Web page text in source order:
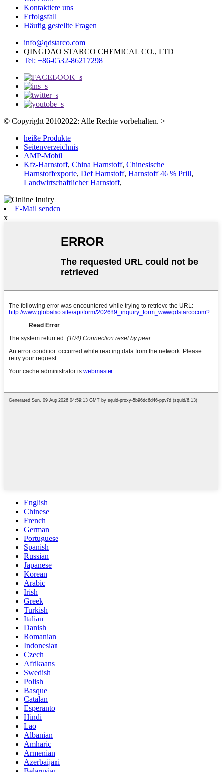
Kontaktiere uns
Erfolgsfall
Häufig gestellte Fragen
info@qdstarco.com
QINGDAO STARCO CHEMICAL CO., LTD
Tel: +86-0532-86217298
© Copyright 20102022: Alle Rechte vorbehalten. >
heiße Produkte
Seitenverzeichnis
AMP-Mobil
Kfz-Harnstoff, China Harnstoff, Chinesische
Harnstoffexporte, Def Harnstoff, Harnstoff 46 % Prill,
Landwirtschaftlicher Harnstoff,
E-Mail senden
x
English
Chinese
French
German
Portuguese
Spanish
Russian
Japanese
Korean
Arabic
Irish
Greek
Turkish
Italian
Danish
Romanian
Indonesian
Czech
Afrikaans
Swedish
Polish
Basque
Catalan
Esperanto
Hindi
Lao
Albanian
Amharic
Armenian
Azerbaijani